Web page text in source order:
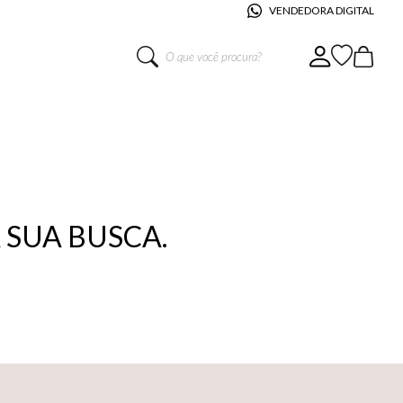
VENDEDORA DIGITAL
O que você procura?
BUSCA.